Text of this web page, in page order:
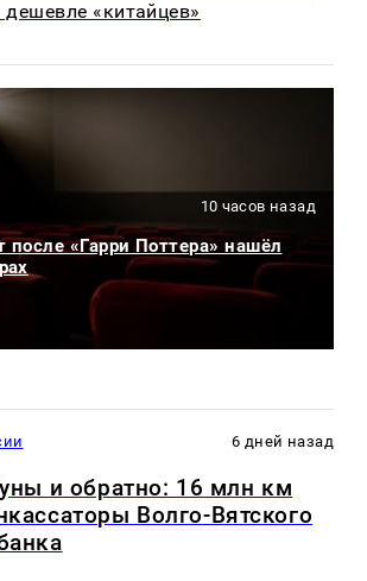
«китайцев»
10 часов назад
после «Гарри Поттера» нашёл
6 дней назад
и обратно: 16 млн км
Волго-Вятского